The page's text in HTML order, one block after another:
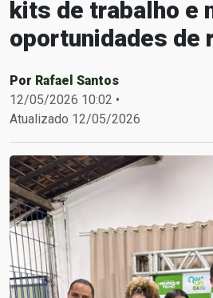
kits de trabalho e
oportunidades de
Por Rafael Santos
12/05/2026 10:02 •
Atualizado 12/05/2026